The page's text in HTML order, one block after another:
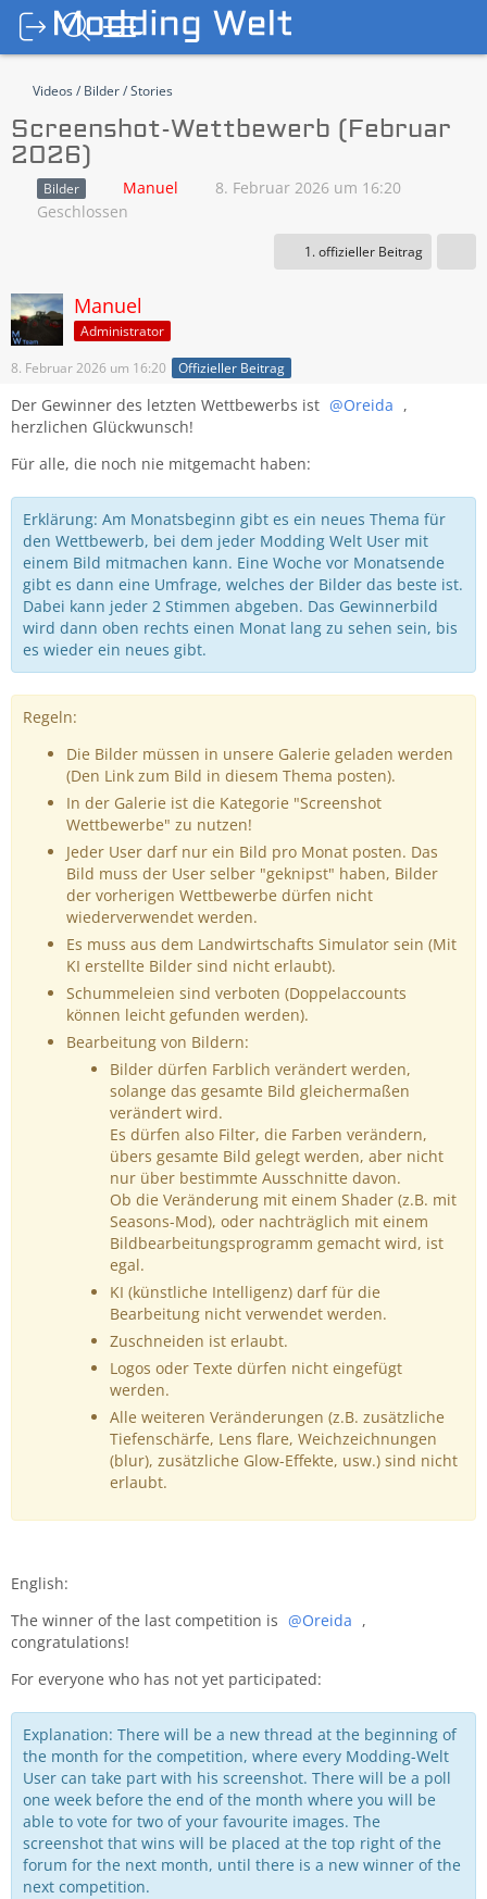
Videos / Bilder / Stories
Screenshot-Wettbewerb (Februar
2026)
Bilder Manuel
8. Februar 2026 um 16:20
Geschlossen
1. offizieller Beitrag
Manuel
Administrator
8. Februar 2026 um 16:20 Offizieller Beitrag
Der Gewinner des letzten Wettbewerbs ist Oreida ,
herzlichen Glückwunsch!
Für alle, die noch nie mitgemacht haben:
Erklärung: Am Monatsbeginn gibt es ein neues Thema für
den Wettbewerb, bei dem jeder Modding Welt User mit
einem Bild mitmachen kann. Eine Woche vor Monatsende
gibt es dann eine Umfrage, welches der Bilder das beste ist.
Dabei kann jeder 2 Stimmen abgeben. Das Gewinnerbild
wird dann oben rechts einen Monat lang zu sehen sein, bis
es wieder ein neues gibt.
Regeln:
Die Bilder müssen in unsere Galerie geladen werden
(Den Link zum Bild in diesem Thema posten).
In der Galerie ist die Kategorie "Screenshot
Wettbewerbe" zu nutzen!
Jeder User darf nur ein Bild pro Monat posten. Das
Bild muss der User selber "geknipst" haben, Bilder
der vorherigen Wettbewerbe dürfen nicht
wiederverwendet werden.
Es muss aus dem Landwirtschafts Simulator sein (Mit
KI erstellte Bilder sind nicht erlaubt).
Schummeleien sind verboten (Doppelaccounts
können leicht gefunden werden).
Bearbeitung von Bildern:
Bilder dürfen Farblich verändert werden,
solange das gesamte Bild gleichermaßen
verändert wird.
Es dürfen also Filter, die Farben verändern,
übers gesamte Bild gelegt werden, aber nicht
nur über bestimmte Ausschnitte davon.
Ob die Veränderung mit einem Shader (z.B. mit
Seasons-Mod), oder nachträglich mit einem
Bildbearbeitungsprogramm gemacht wird, ist
egal.
KI (künstliche Intelligenz) darf für die
Bearbeitung nicht verwendet werden.
Zuschneiden ist erlaubt.
Logos oder Texte dürfen nicht eingefügt
werden.
Alle weiteren Veränderungen (z.B. zusätzliche
Tiefenschärfe, Lens flare, Weichzeichnungen
(blur), zusätzliche Glow-Effekte, usw.) sind nicht
erlaubt.
English:
The winner of the last competition is
Oreida ,
congratulations!
For everyone who has not yet participated:
Explanation: There will be a new thread at the beginning of
the month for the competition, where every Modding-Welt
User can take part with his screenshot. There will be a poll
one week before the end of the month where you will be
able to vote for two of your favourite images. The
screenshot that wins will be placed at the top right of the
forum for the next month, until there is a new winner of the
next competition.